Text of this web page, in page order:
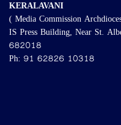
KERALAVANI
( Media Commission
IS Press Building, Near St.
682018
Ph: 91 62826 10318